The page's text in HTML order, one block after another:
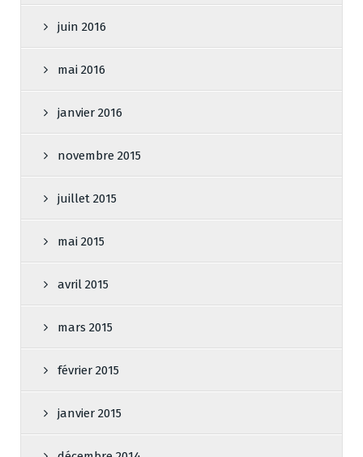
juin 2016
mai 2016
janvier 2016
novembre 2015
juillet 2015
mai 2015
avril 2015
mars 2015
février 2015
janvier 2015